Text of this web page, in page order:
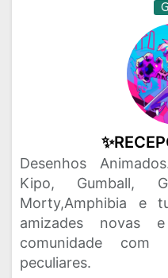
Desenhos
Kipo, Gumball,
Morty,Amphibia e
amizades novas
comunidade com
peculiares.